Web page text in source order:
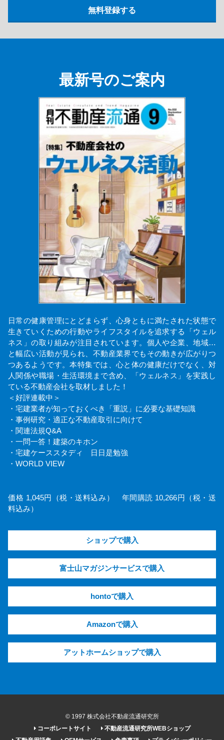
最新号のご案内
日常の健康管理にとどまらず、心身ともに満たされた状態で
生きていくための行動やライフスタイルを追求する「ウェル
ネス」の取り組みが注目されています。個人や企業、地域…
と幅広い活動が見られ、不動産業界でもその動きが広がりつ
つあるようです。本特集では、心と体の健康だけでなく、対
人関係や職場・生活環境まで含め、「ウェルネス」を実践し
ている不動産会社を取材しました！
＜好評連載中＞
・宅建業者が知っておくべき「重説」に必要な基礎知識
・事例研究・適正な不動産取引に向けて
・関連法規Q&A
・一問一答！建築のキホン
・宅建ケーススタディ 日日是勉強
・WORLD VIEW
価格 1,045円（税・送料込み） 年間購読 10,266円（税・送
料込み）
ショップで購入
富士山マガジンサービスで購入
hontoで購入
Amazonで購入
アットホームショップで購入
© 1997 株式会社不動産流通研究所
コーポレートサイト
不動産流通研究所WEBショップ